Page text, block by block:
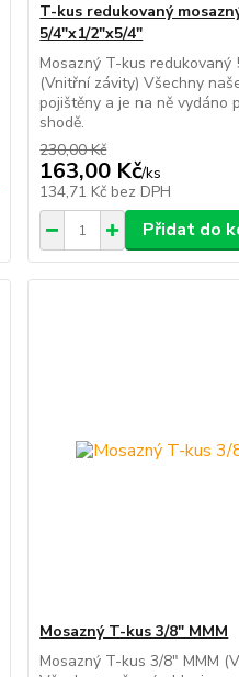
T-kus redukovaný
5/4"x1/2"x5/4"
Mosazný T-kus redukovaný
(Vnitřní závity) Všechny
pojištěny a je na ně vydáno
shodě.
230,00 Kč
163,00 Kč/ks
134,71 Kč bez DPH
Přidat do
Mosazný T-kus 3/8" MMM
Mosazný T-kus 3/8" MMM